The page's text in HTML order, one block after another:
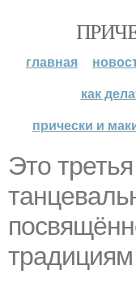
главная
как
прически и
Это